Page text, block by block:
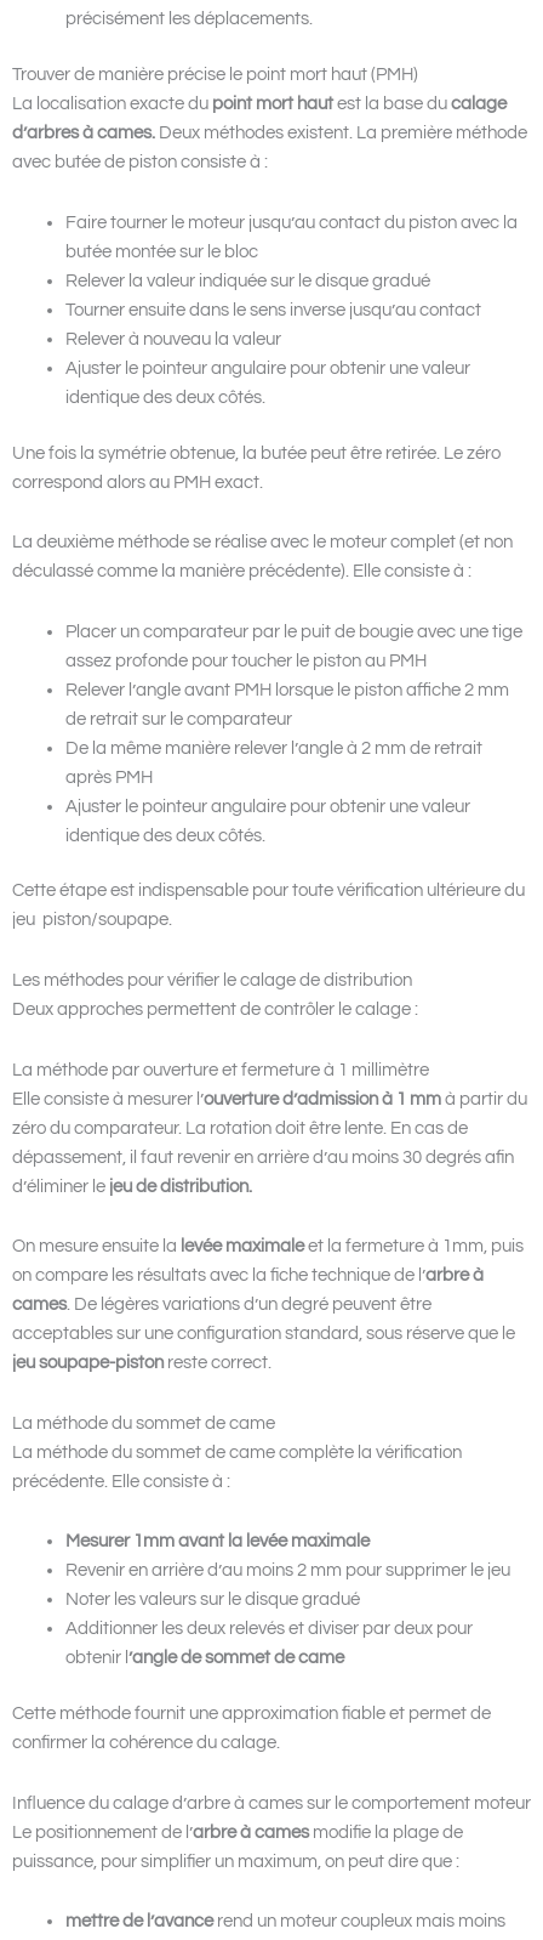
précisément les déplacements.
Trouver de manière précise le point mort haut (PMH)
La localisation exacte du point mort hautest la base du calage
d’arbres à cames. Deux méthodes existent. La première méthode
avec butée de piston consiste à :
Faire tourner le moteur jusqu’au contact du piston avec la
butée montée sur le bloc
Relever la valeur indiquée sur le disque gradué
Tourner ensuite dans le sens inverse jusqu’au contact
Relever à nouveau la valeur
Ajuster le pointeur angulaire pour obtenir une valeur
identique des deux côtés.
Une fois la symétrie obtenue, la butée peut être retirée. Le zéro
correspond alors au PMH exact.
La deuxième méthode se réalise avec le moteur complet (et non
déculassé comme la manière précédente). Elle consiste à :
Placer un comparateur par le puit de bougie avec une tige
assez profonde pour toucher le piston au PMH
Relever l’angle avant PMH lorsque le piston affiche 2 mm
de retrait sur le comparateur
De la même manière relever l’angle à 2 mm de retrait
après PMH
Ajuster le pointeur angulaire pour obtenir une valeur
identique des deux côtés.
Cette étape est indispensable pour toute vérification ultérieure du
jeu piston/soupape.
Les méthodes pour vérifier le calage de distribution
Deux approches permettent de contrôler le calage :
La méthode par ouverture et fermeture à 1 millimètre
Elle consiste à mesurer l’ouverture d’admission à 1 mm à partir du
zéro du comparateur. La rotation doit être lente. En cas de
dépassement, il faut revenir en arrière d’au moins 30 degrés afin
d’éliminer le jeu de distribution.
On mesure ensuite la levée maximaleet la fermeture à 1mm, puis
on compare les résultats avec la fiche technique de l’arbre à
cames. De légères variations d’un degré peuvent être
acceptables sur une configuration standard, sous réserve que le
jeu soupape-pistonreste correct.
La méthode du sommet de came
La méthode du sommet de came complète la vérification
précédente. Elle consiste à :
Mesurer 1mm avant la levée maximale
Revenir en arrière d’au moins 2 mm pour supprimer le jeu
Noter les valeurs sur le disque gradué
Additionner les deux relevés et diviser par deux pour
obtenir l ’angle de sommet de came
Cette méthode fournit une approximation fiable et permet de
confirmer la cohérence du calage.
Influence du calage d’arbre à cames sur le comportement moteur
Le positionnement de l’arbre à cames modifie la plage de
puissance, pour simplifier un maximum, on peut dire que :
mettre de l’avancerend un moteur coupleux mais moins